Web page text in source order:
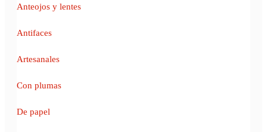
Anteojos y lentes
Antifaces
Artesanales
Con plumas
De papel